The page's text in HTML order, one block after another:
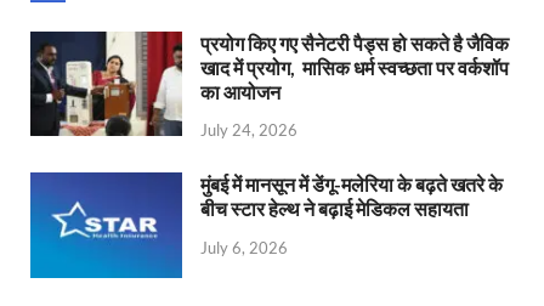
प्रयोग किए गए सैनेटरी पैड्स हो सकते है जैविक
खाद में प्रयोग, मासिक धर्म स्वच्छता पर वर्कशॉप
का आयोजन
July 24, 2026
मुंबई में मानसून में डेंगू-मलेरिया के बढ़ते खतरे के
बीच स्टार हेल्थ ने बढ़ाई मेडिकल सहायता
July 6, 2026